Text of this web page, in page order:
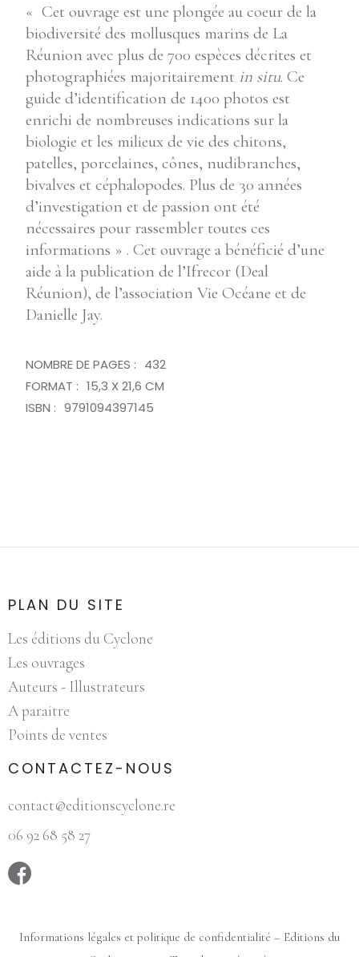
« Cet ouvrage est une plongée au coeur de la
biodiversité des mollusques marins de La
Réunion avec plus de 700 espèces décrites et
photographiées majoritairement in situ. Ce
guide d’identification de 1400 photos est
enrichi de nombreuses indications sur la
biologie et les milieux de vie des chitons,
patelles, porcelaines, cônes, nudibranches,
bivalves et céphalopodes. Plus de 30 années
d’investigation et de passion ont été
nécessaires pour rassembler toutes ces
informations » . Cet ouvrage a bénéficié d’une
aide à la publication de l’Ifrecor (Deal
Réunion), de l’association Vie Océane et de
Danielle Jay.
NOMBRE DE PAGES : 432
FORMAT : 15,3 X 21,6 CM
ISBN : 9791094397145
PLAN DU SITE
Les éditions du Cyclone
Les ouvrages
Auteurs - Illustrateurs
A paraitre
Points de ventes
CONTACTEZ-NOUS
contact@editionscyclone.re
06 92 68 58 27‬
Informations légales et politique de confidentialité – Editions du